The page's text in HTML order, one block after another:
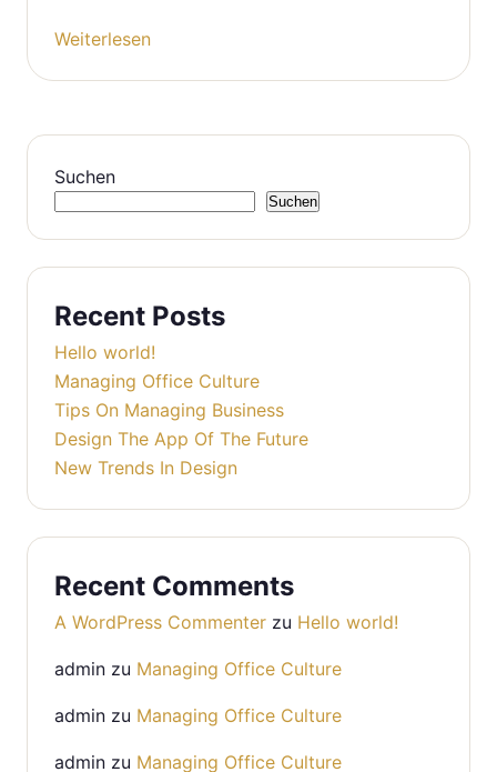
Weiterlesen
Suchen
Suchen
Recent Posts
Hello world!
Managing Office Culture
Tips On Managing Business
Design The App Of The Future
New Trends In Design
Recent Comments
A WordPress Commenter zu Hello world!
admin zu Managing Office Culture
admin zu Managing Office Culture
admin zu Managing Office Culture